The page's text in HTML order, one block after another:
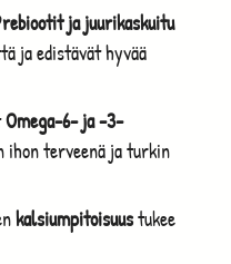
ja juurikaskuitu
ja edistävät hyvää
Omega-6- ja -3-
terveenä ja turkin
kalsiumpitoisuustukee